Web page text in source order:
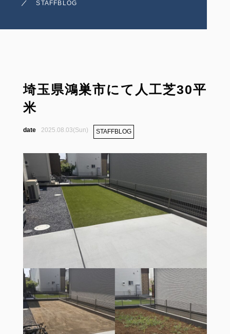
STAFFBLOG
埼玉県鴻巣市にて人工芝30平
米
2025.08.03(Sun) STAFFBLOG